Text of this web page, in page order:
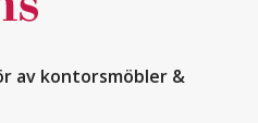
av kontorsmöbler &